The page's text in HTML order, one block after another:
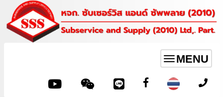
Toggle
navigation
MENU